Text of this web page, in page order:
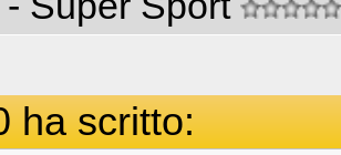
ha scritto: